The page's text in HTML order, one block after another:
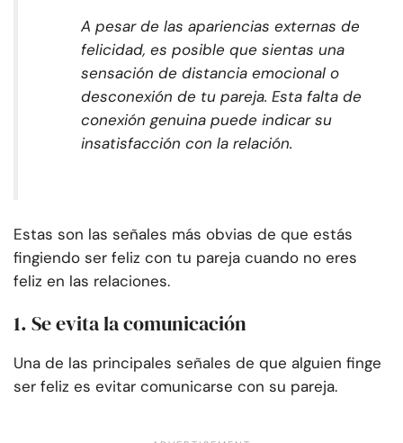
A pesar de las apariencias externas de
felicidad, es posible que sientas una
sensación de distancia emocional o
desconexión de tu pareja. Esta falta de
conexión genuina puede indicar su
insatisfacción con la relación.
Estas son las señales más obvias de que estás
fingiendo ser feliz con tu pareja cuando no eres
feliz en las relaciones.
1. Se evita la comunicación
Una de las principales señales de que alguien finge
ser feliz es evitar comunicarse con su pareja.